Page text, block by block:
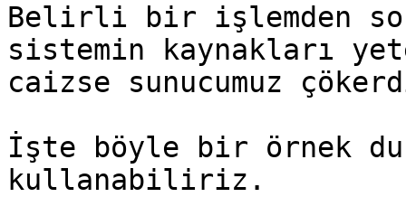
Belirli bir işlemden
sistemin kaynakları
caizse sunucumuz
İşte böyle bir örnek
kullanabiliriz.